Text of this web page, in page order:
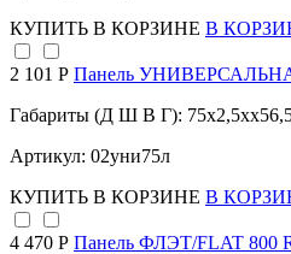
КУПИТЬ В КОРЗИНЕ В
2 101 Р Панель
Габариты (Д Ш В Г):
Артикул: 02уни75л
КУПИТЬ В КОРЗИНЕ В
4 470 Р Панель ФЛЭТ/FLAT 800